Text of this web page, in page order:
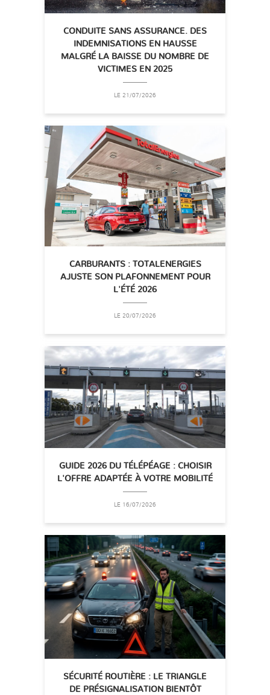
CONDUITE SANS ASSURANCE. DES
INDEMNISATIONS EN HAUSSE
MALGRÉ LA BAISSE DU NOMBRE DE
VICTIMES EN 2025
LE 21/07/2026
CARBURANTS : TOTALENERGIES
AJUSTE SON PLAFONNEMENT POUR
L'ÉTÉ 2026
LE 20/07/2026
GUIDE 2026 DU TÉLÉPÉAGE : CHOISIR
L'OFFRE ADAPTÉE À VOTRE MOBILITÉ
LE 16/07/2026
SÉCURITÉ ROUTIÈRE : LE TRIANGLE
DE PRÉSIGNALISATION BIENTÔT